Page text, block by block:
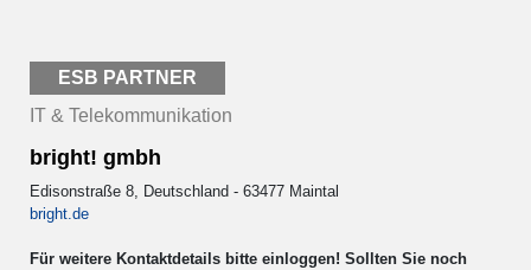
ESB PARTNER
IT & Telekommunikation
bright! gmbh
Edisonstraße 8, Deutschland - 63477 Maintal
bright.de
Für weitere Kontaktdetails bitte einloggen! Sollten Sie noch